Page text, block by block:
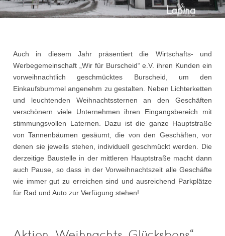
Auch in diesem Jahr präsentiert die Wirtschafts- und
Werbegemeinschaft „Wir für Burscheid“ e.V. ihren Kunden ein
vorweihnachtlich geschmücktes Burscheid, um den
Einkaufsbummel angenehm zu gestalten. Neben Lichterketten
und leuchtenden Weihnachtssternen an den Geschäften
verschönern viele Unternehmen ihren Eingangsbereich mit
stimmungsvollen Laternen. Dazu ist die ganze Hauptstraße
von Tannenbäumen gesäumt, die von den Geschäften, vor
denen sie jeweils stehen, individuell geschmückt werden. Die
derzeitige Baustelle in der mittleren Hauptstraße macht dann
auch Pause, so dass in der Vorweihnachtszeit alle Geschäfte
wie immer gut zu erreichen sind und ausreichend Parkplätze
für Rad und Auto zur Verfügung stehen!